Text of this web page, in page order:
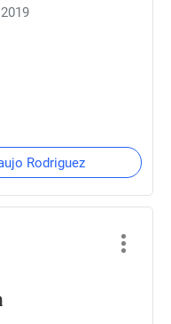
Rodriguez